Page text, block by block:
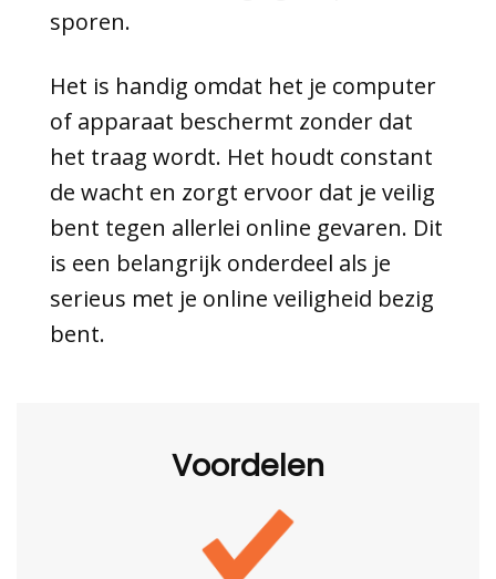
sporen.
Het is handig omdat het je computer
of apparaat beschermt zonder dat
het traag wordt. Het houdt constant
de wacht en zorgt ervoor dat je veilig
bent tegen allerlei online gevaren. Dit
is een belangrijk onderdeel als je
serieus met je online veiligheid bezig
bent.
Voordelen